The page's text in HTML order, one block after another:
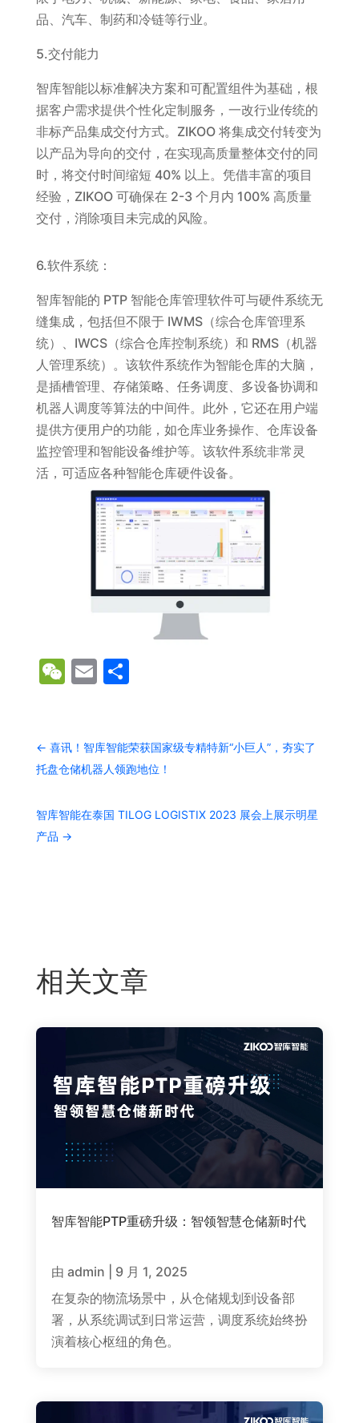
品、汽车、制药和冷链等行业。
5.交付能力
智库智能以标准解决方案和可配置组件为基础，根
据客户需求提供个性化定制服务，一改行业传统的
非标产品集成交付方式。ZIKOO 将集成交付转变为
以产品为导向的交付，在实现高质量整体交付的同
时，将交付时间缩短 40% 以上。凭借丰富的项目
经验，ZIKOO 可确保在 2-3 个月内 100% 高质量
交付，消除项目未完成的风险。
6.软件系统：
智库智能的 PTP 智能仓库管理软件可与硬件系统无
缝集成，包括但不限于 IWMS（综合仓库管理系
统）、IWCS（综合仓库控制系统）和 RMS（机器
人管理系统）。该软件系统作为智能仓库的大脑，
是插槽管理、存储策略、任务调度、多设备协调和
机器人调度等算法的中间件。此外，它还在用户端
提供方便用户的功能，如仓库业务操作、仓库设备
监控管理和智能设备维护等。该软件系统非常灵
活，可适应各种智能仓库硬件设备。
WeChat
Email
分
← 喜讯！智库智能荣获国家级专精特新“小巨人”，夯实了
托盘仓储机器人领跑地位！
智库智能在泰国 TILOG LOGISTIX 2023 展会上展示明星
产品 →
相关文章
智库智能PTP重磅升级：智领智慧仓储新时代
由 admin
9 月 1, 2025
在复杂的物流场景中，从仓储规划到设备部
署，从系统调试到日常运营，调度系统始终扮
演着核心枢纽的角色。